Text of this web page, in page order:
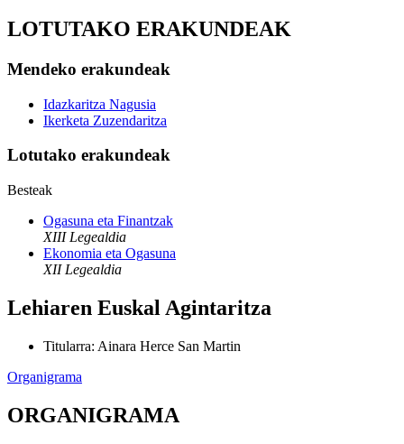
LOTUTAKO ERAKUNDEAK
Mendeko erakundeak
Idazkaritza Nagusia
Ikerketa Zuzendaritza
Lotutako erakundeak
Besteak
Ogasuna eta Finantzak
XIII Legealdia
Ekonomia eta Ogasuna
XII Legealdia
Lehiaren Euskal Agintaritza
Titularra: Ainara Herce San Martin
Organigrama
ORGANIGRAMA